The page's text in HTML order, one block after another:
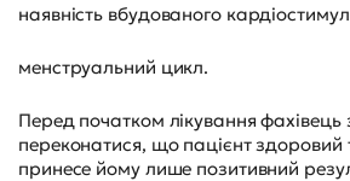
наявність вбудованого
менструальний цикл.
Перед початком лікування фахівець
переконатися, що пацієнт
принесе йому лише позитивний